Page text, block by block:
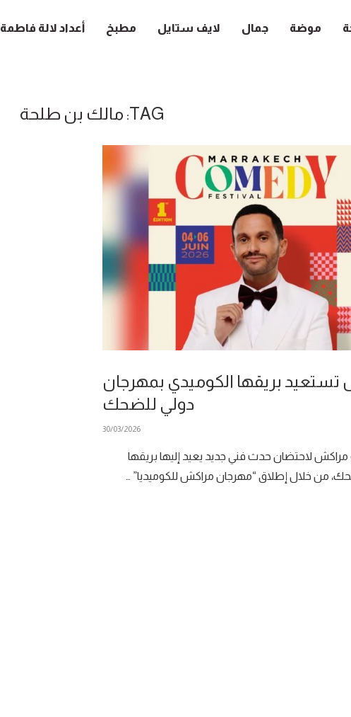
موضة جمال لايف ستايل مطبخ أعداد لالة فاطمة
TAG: مالك بن طلحة
بريقها الكوميدي بمهرجان
دولي للضحك
30/03/2026
لاحتضان حدث فني جديد يعيد إليها بريقها
من خلال إطلاق “مهرجان مراكش للكوميديا” …